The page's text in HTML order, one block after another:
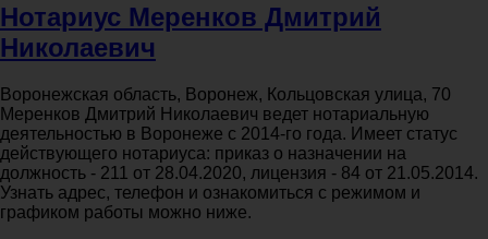
Нотариус Меренков Дмитрий
Николаевич
Воронежская область, Воронеж, Кольцовская улица, 70
Меренков Дмитрий Николаевич ведет нотариальную
деятельностью в Воронеже с 2014-го года. Имеет статус
действующего нотариуса: приказ о назначении на
должность - 211 от 28.04.2020, лицензия - 84 от 21.05.2014.
Узнать адрес, телефон и ознакомиться с режимом и
графиком работы можно ниже.